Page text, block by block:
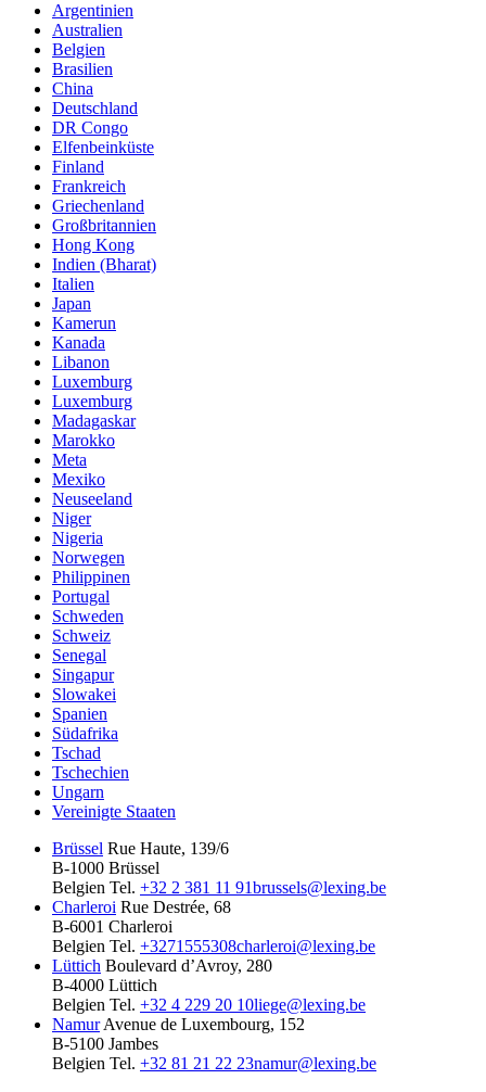
Argentinien
Australien
Belgien
Brasilien
China
Deutschland
DR Congo
Elfenbeinküste
Finland
Frankreich
Griechenland
Großbritannien
Hong Kong
Indien (Bharat)
Italien
Japan
Kamerun
Kanada
Libanon
Luxemburg
Luxemburg
Madagaskar
Marokko
Meta
Mexiko
Neuseeland
Niger
Nigeria
Norwegen
Philippinen
Portugal
Schweden
Schweiz
Senegal
Singapur
Slowakei
Spanien
Südafrika
Tschad
Tschechien
Ungarn
Vereinigte Staaten
Brüssel Rue Haute, 139/6
B-1000 Brüssel
Belgien Tel. +32 2 381 11 91brussels@lexing.be
Charleroi Rue Destrée, 68
B-6001 Charleroi
Belgien Tel. +3271555308charleroi@lexing.be
Lüttich Boulevard d’Avroy, 280
B-4000 Lüttich
Belgien Tel. +32 4 229 20 10liege@lexing.be
Namur Avenue de Luxembourg, 152
B-5100 Jambes
Belgien Tel. +32 81 21 22 23namur@lexing.be